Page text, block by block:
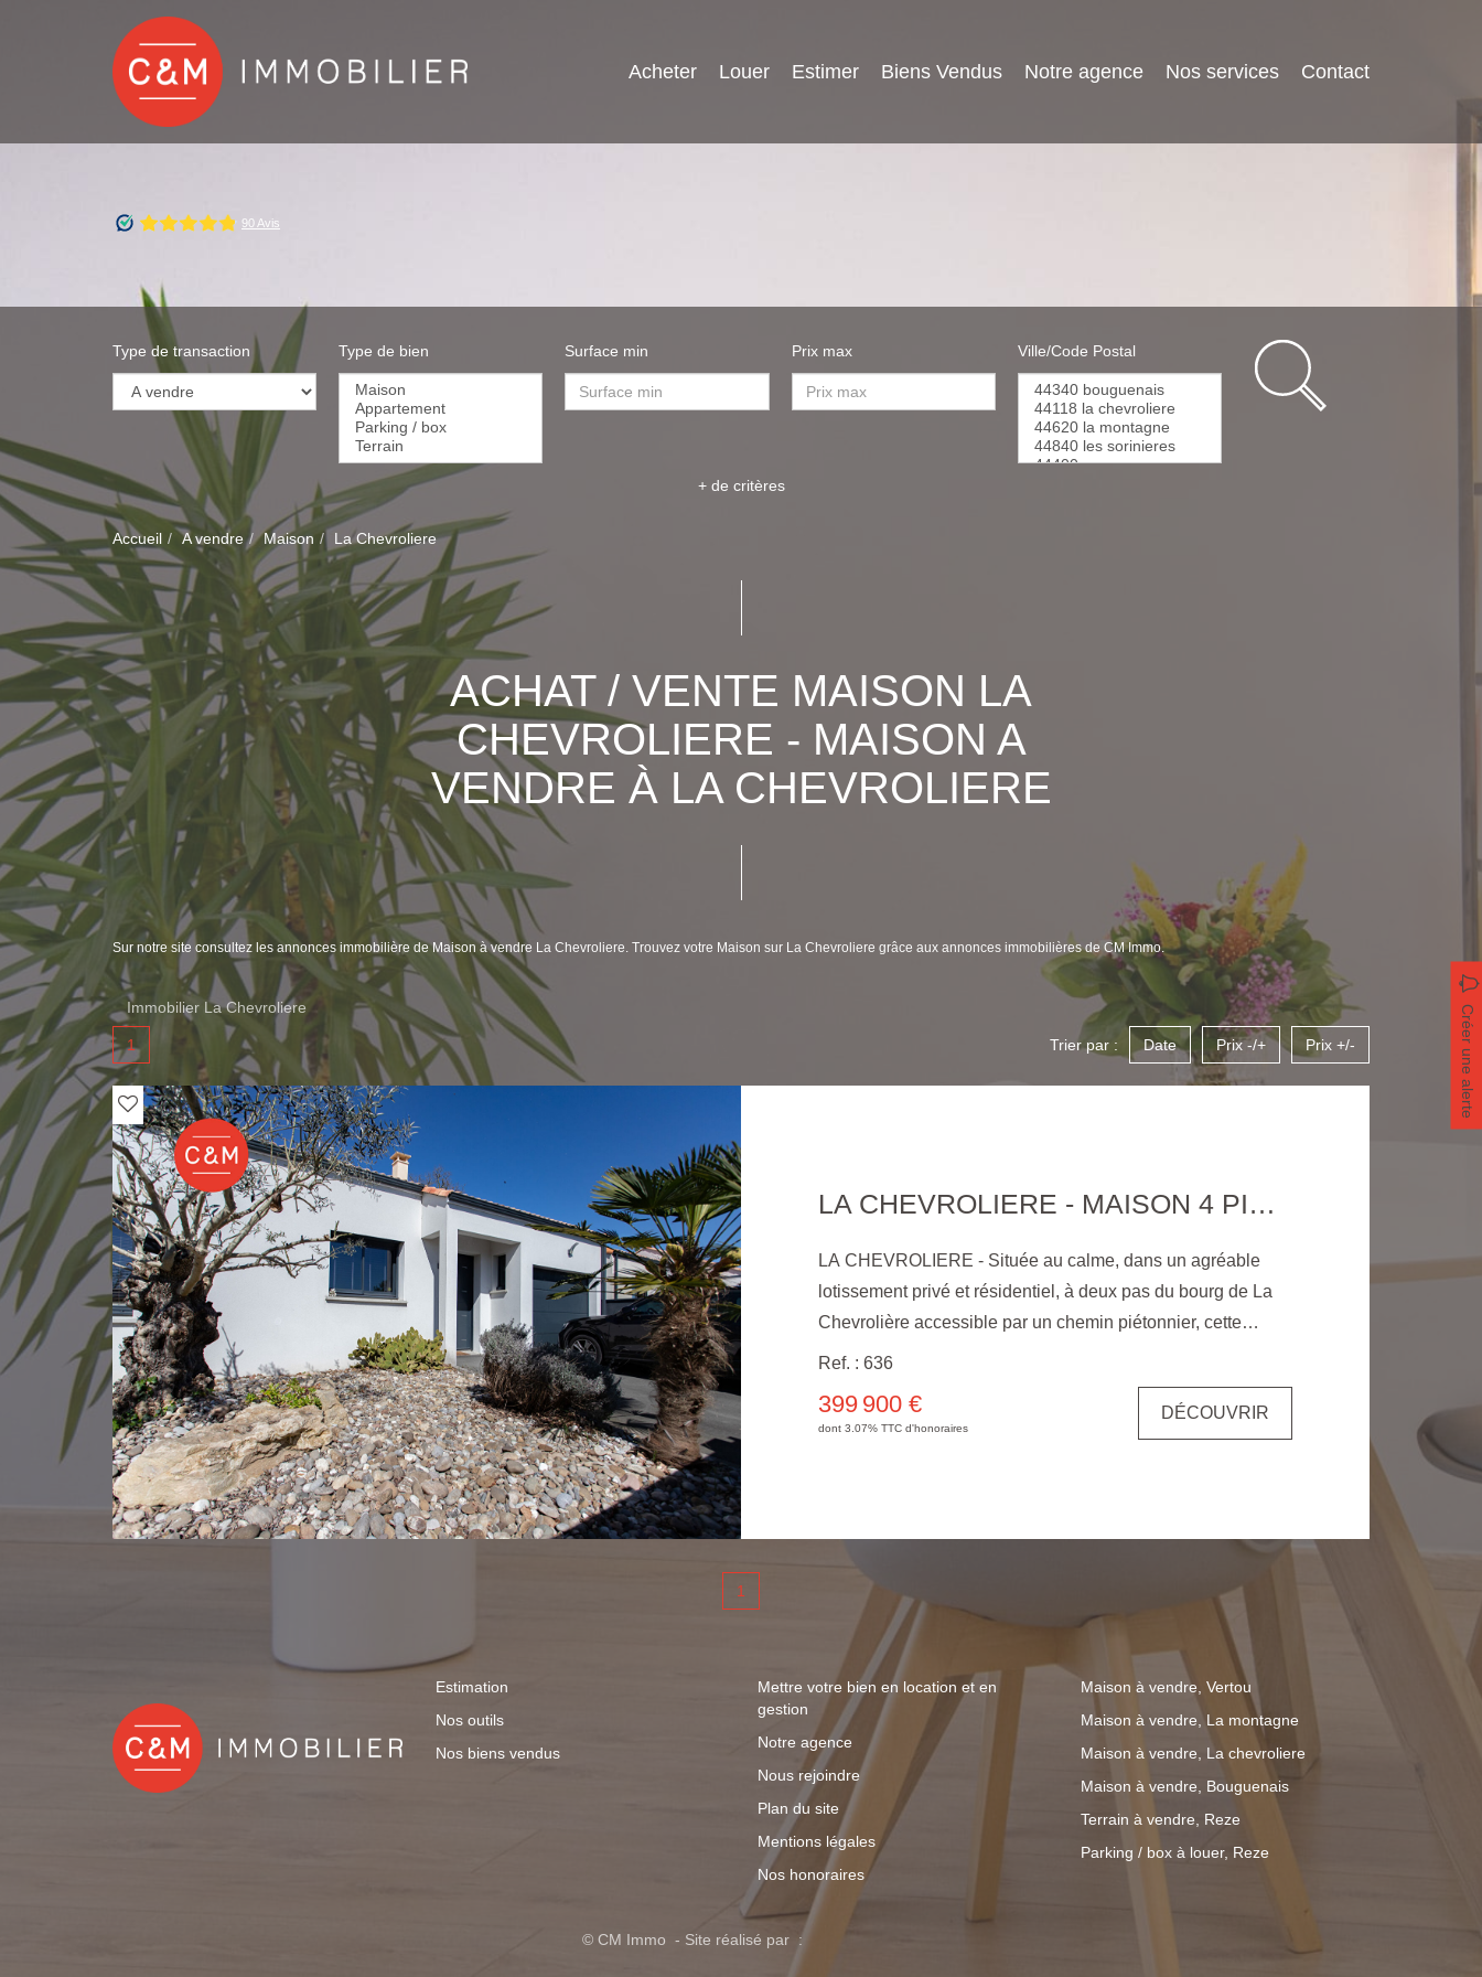
Acheter Louer Estimer Biens Vendus Notre agence Nos services Contact
Type de transaction Type de bien Surface min Prix max Ville/Code Postal
+ de critères
Accueil A vendre Maison La Chevroliere
ACHAT / VENTE MAISON LA
CHEVROLIERE - MAISON A
VENDRE À LA CHEVROLIERE
Sur notre site consultez les annonces immobilière de Maison à vendre La Chevroliere. Trouvez votre Maison sur La Chevroliere grâce aux annonces immobilières de CM Immo.
Immobilier La Chevroliere Créer une alerte
1 Trier par : Date Prix -/+ Prix +/-
LA CHEVROLIERE - MAISON 4 PIÈCES 103 M²
LA CHEVROLIERE - Située au calme, dans un agréable
lotissement privé et résidentiel, à deux pas du bourg de La
Chevrolière accessible par un chemin piétonnier, cette
maison de plain-pied non mitoyenne, construite en 2020,
saura vous séduire par ses prestations de qualité. Elle offre
une lumineuse pièce de vie avec cuisine équipée donnant
sur une belle terrasse, trois chambres, deux salles d'eau, un
agréable vue dégagée sur des espaces naturels. Une
Ref. : 636
399 900 €
dont 3.07% TTC d'honoraires
DÉCOUVRIR
1
Estimation
Nos outils
Nos biens vendus
Mettre votre bien en location et en
gestion
Notre agence
Nous rejoindre
Plan du site
Mentions légales
Nos honoraires
Maison à vendre, Vertou
Maison à vendre, La montagne
Maison à vendre, La chevroliere
Maison à vendre, Bouguenais
Terrain à vendre, Reze
Parking / box à louer, Reze
© CM Immo - Site réalisé par :